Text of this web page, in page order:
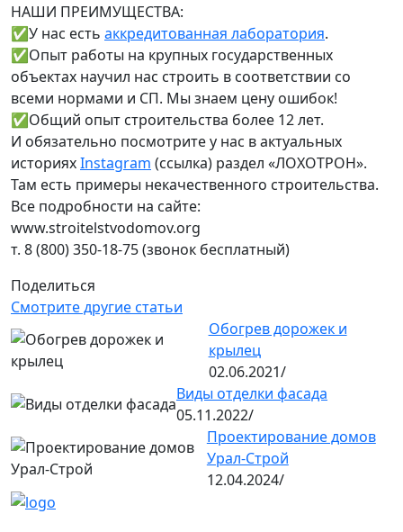
Смотрите другие статьи
Обогрев дорожек и
крылец
02.06.2021/
Виды отделки фасада
05.11.2022/
Проектирование домов
Урал-Строй
12.04.2024/
НАШИ ПРЕИМУЩЕСТВА:
✅У нас есть аккредитованная лаборатория.
✅Опыт работы на крупных государственных
объектах научил нас строить в соответствии со
всеми нормами и СП. Мы знаем цену ошибок!
✅Общий опыт строительства более 12 лет.
И обязательно посмотрите у нас в актуальных
историяхInstagram (ссылка) раздел «ЛОХОТРОН».
Там есть примеры некачественного строительства.
Все подробности на сайте:
www.stroitelstvodomov.org
т. 8 (800) 350-18-75 (звонок бесплатный)
Поделиться